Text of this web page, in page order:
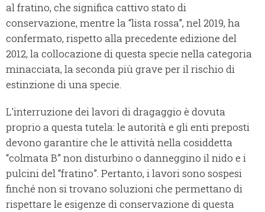
al fratino, che significa cattivo stato di
conservazione, mentre la “lista rossa”, nel 2019, ha
confermato, rispetto alla precedente edizione del
2012, la collocazione di questa specie nella categoria
minacciata, la seconda più grave per il rischio di
estinzione di una specie.
L'interruzione dei lavori di dragaggio è dovuta
proprio a questa tutela: le autorità e gli enti preposti
devono garantire che le attività nella cosiddetta
“colmata B” non disturbino o danneggino il nido e i
pulcini del “fratino”. Pertanto, i lavori sono sospesi
finché non si trovano soluzioni che permettano di
rispettare le esigenze di conservazione di questa